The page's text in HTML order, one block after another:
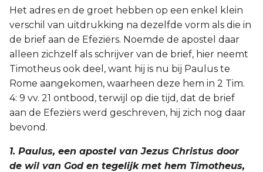
Het adres en de groet hebben op een enkel klein
verschil van uitdrukking na dezelfde vorm als die in
de brief aan de Efeziërs. Noemde de apostel daar
alleen zichzelf als schrijver van de brief, hier neemt
Timotheus ook deel, want hij is nu bij Paulus te
Rome aangekomen, waarheen deze hem in 2 Tim.
4: 9 vv. 21 ontbood, terwijl op die tijd, dat de brief
aan de Efeziërs werd geschreven, hij zich nog daar
bevond.
1. Paulus, een apostel van Jezus Christus door
de wil van God en tegelijk met hem Timotheus,